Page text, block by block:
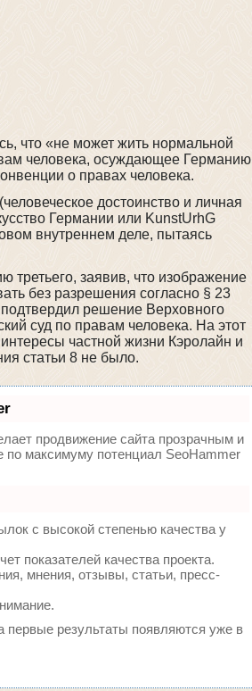
что «не может жить нормальной
человека, осуждающее Германию
о правах человека.
достоинство и личная
Германии или KunstUrhG
внутреннем деле, пытаясь
третьего, заявив, что изображение
без разрешения согласно § 23
решение Верховного
суд по правам человека. На этот
частной жизни Кэролайн и
статьи 8 не было.
продвижение сайта прозрачным и
по максимуму потенциал SeoHammer
с высокой степенью качества у
показателей качества проекта.
мнения, отзывы, статьи, пресс-
первые результаты появляются уже в